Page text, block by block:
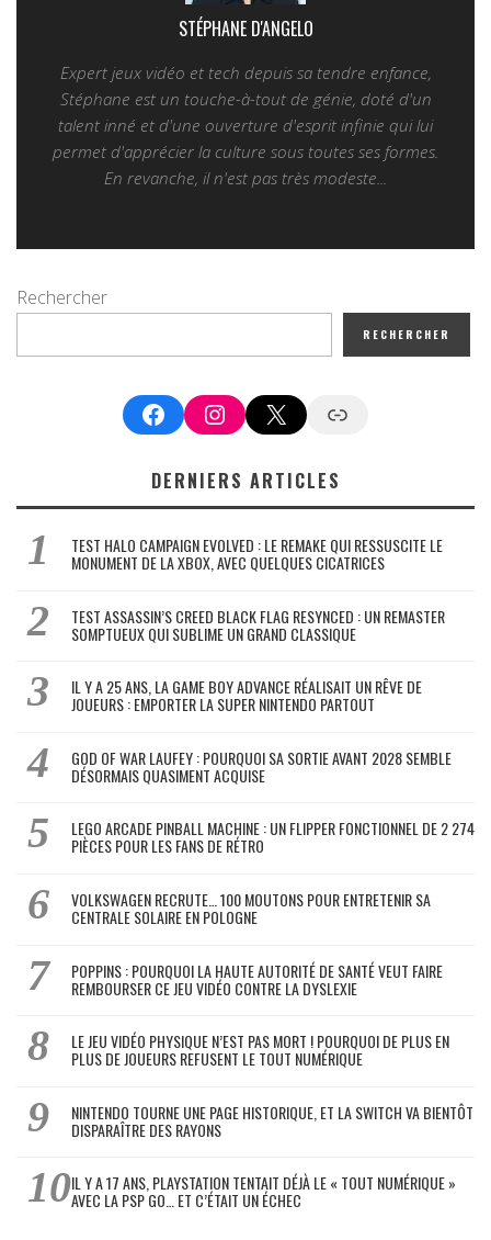
STÉPHANE D'ANGELO
Expert jeux vidéo et tech depuis sa tendre enfance,
Stéphane est un touche-à-tout de génie, doté d'un
talent inné et d'une ouverture d'esprit infinie qui lui
permet d'apprécier la culture sous toutes ses formes.
En revanche, il n'est pas très modeste...
Rechercher
RECHERCHER
FacebookInstagram
X Google News
DERNIERS ARTICLES
TEST HALO CAMPAIGN EVOLVED : LE REMAKE QUI RESSUSCITE LE
MONUMENT DE LA XBOX, AVEC QUELQUES CICATRICES
TEST ASSASSIN’S CREED BLACK FLAG RESYNCED : UN REMASTER
SOMPTUEUX QUI SUBLIME UN GRAND CLASSIQUE
IL Y A 25 ANS, LA GAME BOY ADVANCE RÉALISAIT UN RÊVE DE
JOUEURS : EMPORTER LA SUPER NINTENDO PARTOUT
GOD OF WAR LAUFEY : POURQUOI SA SORTIE AVANT 2028 SEMBLE
DÉSORMAIS QUASIMENT ACQUISE
LEGO ARCADE PINBALL MACHINE : UN FLIPPER FONCTIONNEL DE 2 274
PIÈCES POUR LES FANS DE RÉTRO
VOLKSWAGEN RECRUTE… 100 MOUTONS POUR ENTRETENIR SA
CENTRALE SOLAIRE EN POLOGNE
POPPINS : POURQUOI LA HAUTE AUTORITÉ DE SANTÉ VEUT FAIRE
REMBOURSER CE JEU VIDÉO CONTRE LA DYSLEXIE
LE JEU VIDÉO PHYSIQUE N’EST PAS MORT ! POURQUOI DE PLUS EN
PLUS DE JOUEURS REFUSENT LE TOUT NUMÉRIQUE
NINTENDO TOURNE UNE PAGE HISTORIQUE, ET LA SWITCH VA BIENTÔT
DISPARAÎTRE DES RAYONS
IL Y A 17 ANS, PLAYSTATION TENTAIT DÉJÀ LE « TOUT NUMÉRIQUE »
AVEC LA PSP GO… ET C’ÉTAIT UN ÉCHEC